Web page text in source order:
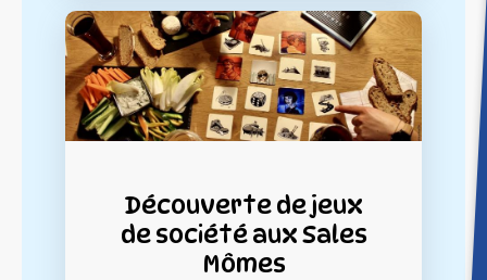
Découverte de jeux
de société aux Sales
Mômes